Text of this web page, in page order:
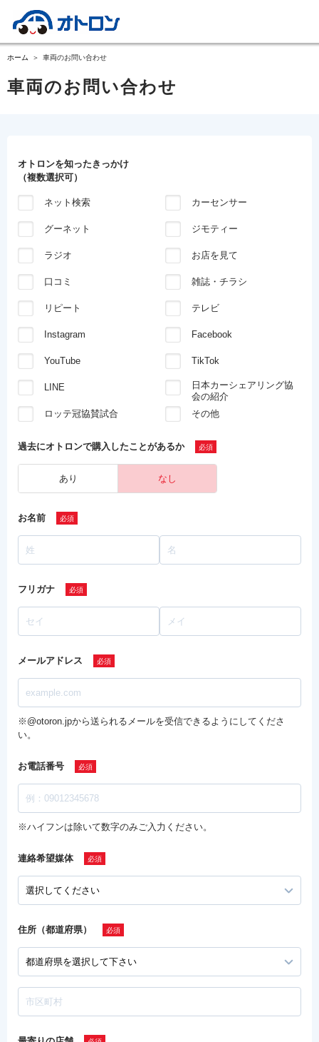
ホーム 車両のお問い合わせ
車両のお問い合わせ
オトロンを知ったきっかけ
（複数選択可）
ネット検索 カーセンサー
グーネット ジモティー
ラジオ お店を見て
口コミ 雑誌・チラシ
リピート テレビ
Instagram Facebook
YouTube TikTok
LINE
日本カーシェアリング協
会の紹介
ロッテ冠協賛試合
その他
過去にオトロンで購入したことがあるか
あり なし
お名前
フリガナ
メールアドレス
※@otoron.jpから送られるメールを受信できるようにしてくださ
い。
お電話番号
※ハイフンは除いて数字のみご入力ください。
連絡希望媒体
住所（都道府県）